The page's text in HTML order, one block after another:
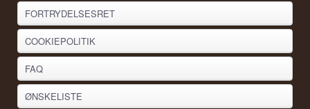
FORTRYDELSESRET
COOKIEPOLITIK
FAQ
ØNSKELISTE